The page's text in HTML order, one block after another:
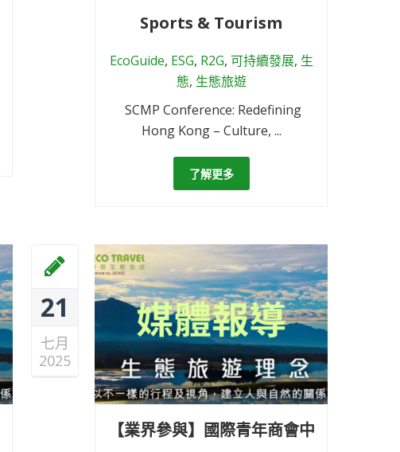
Sports & Tourism
EcoGuide, ESG, R2G, 可持續發展, 生
態, 生態旅遊
SCMP Conference: Redefining
Hong Kong – Culture, ...
了解更多
21
七月
2025
【業界參與】國際青年商會中